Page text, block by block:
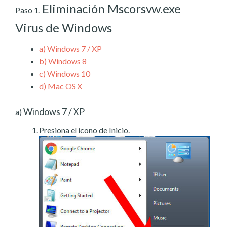
Paso 1. Eliminación Mscorsvw.exe
Virus de Windows
a) Windows 7 / XP
b) Windows 8
c) Windows 10
d) Mac OS X
a) Windows 7 / XP
Presiona el ícono de Inicio.